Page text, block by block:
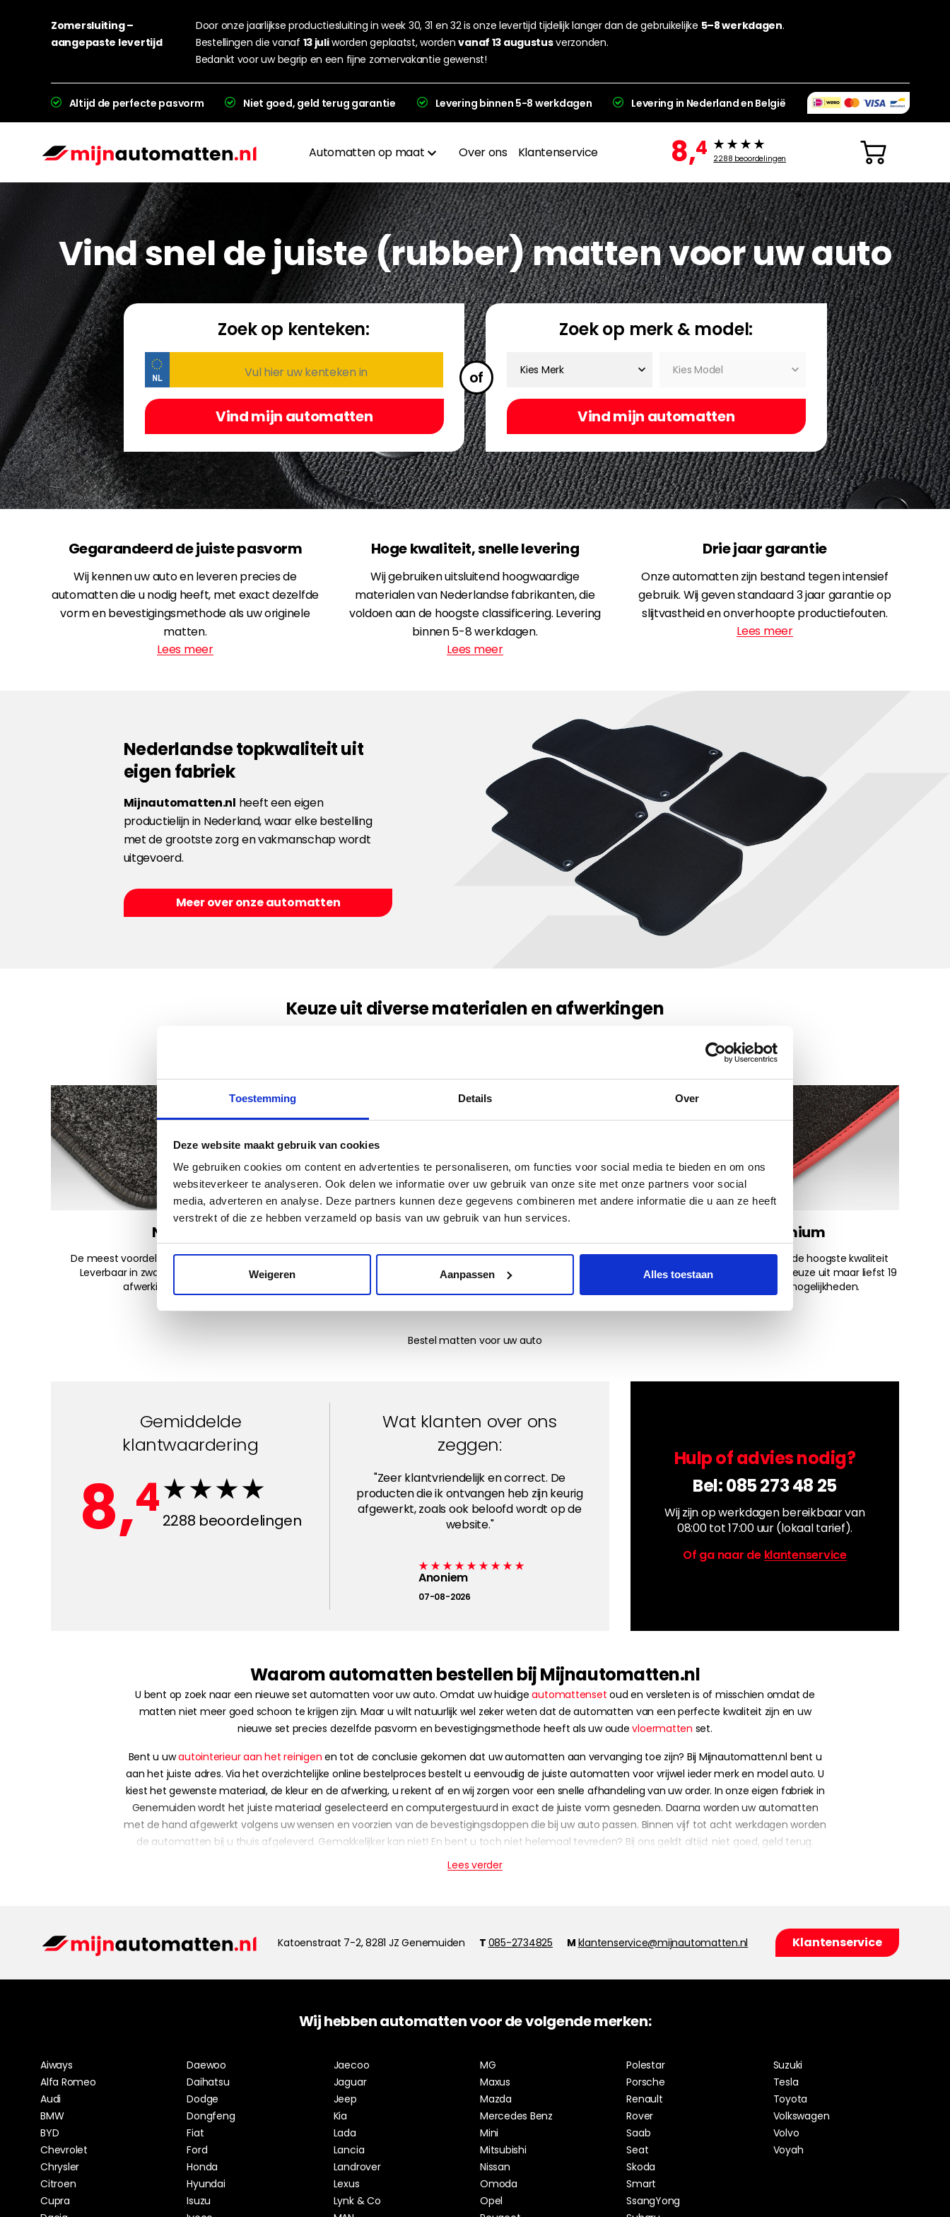
Toestemming Details Over
Deze website maakt gebruik van cookies
We gebruiken cookies om content en advertenties te personaliseren, om functies voor social media te bieden en om ons
websiteverkeer te analyseren. Ook delen we informatie over uw gebruik van onze site met onze partners voor social
media, adverteren en analyse. Deze partners kunnen deze gegevens combineren met andere informatie die u aan ze heeft
verstrekt of die ze hebben verzameld op basis van uw gebruik van hun services.
Weigeren Aanpassen Alles toestaan
Zomersluiting –
aangepaste levertijd
Door onze jaarlijkse productiesluiting in week 30, 31 en 32 is onze levertijd tijdelijk langer dan de gebruikelijke 5–8 werkdagen.
Bestellingen die vanaf 13 juliworden geplaatst, wordenvanaf 13 augustusverzonden.
Bedankt voor uw begrip en een fijne zomervakantie gewenst!
Altijd de perfecte pasvorm Niet goed, geld terug garantie Levering binnen 5-8 werkdagen Levering in Nederland en België
Automatten op maat
Materialen
Afwerkingen
Hakplaat
Levering en garantie
Over ons Klantenservice 8,4 2288 beoordelingen
Vind snel de juiste (rubber) matten voor uw auto
Zoek op kenteken:
of
Zoek op merk & model:
Kies Merk Kies Model
Gegarandeerd de juiste pasvorm
Wij kennen uw auto en leveren precies de
automatten die u nodig heeft, met exact dezelfde
vorm en bevestigingsmethode als uw originele
matten.
Lees meer
Hoge kwaliteit, snelle levering
Wij gebruiken uitsluitend hoogwaardige
materialen van Nederlandse fabrikanten, die
voldoen aan de hoogste classificering. Levering
binnen 5-8 werkdagen.
Lees meer
Drie jaar garantie
Onze automatten zijn bestand tegen intensief
gebruik. Wij geven standaard 3 jaar garantie op
slijtvastheid en onverhoopte productiefouten.
Lees meer
Nederlandse topkwaliteit uit
eigen fabriek
Mijnautomatten.nl heeft een eigen
productielijn in Nederland, waar elke bestelling
met de grootste zorg en vakmanschap wordt
uitgevoerd.
Meer over onze automatten
Keuze uit diverse materialen en afwerkingen
van uw auto! Tijdens de bestelprocedure kunt u alle opties bekijken en uw keuze maken.
Naaldvilt
De meest voordelig keuze. Sterk en functioneel.
Leverbaar in zwart en antraciet, met diverse
afwerkingsmogelijkheden.
Gemaakt van getuft materiaal met een wat luxere,
zachte uitstraling. Keuze uit vijf kleuren, afgewerkt met
Velours Premium
Onze topmat, vervaardigd van de hoogste kwaliteit
tapijt met een iets hogere pool. Keuze uit maar liefst 19
verschillende afwerkingsmogelijkheden.
Bestel matten voor uw auto
Gemiddelde
klantwaardering
8,4 2288 beoordelingen
Wat klanten over ons
zeggen:
"Zeer klantvriendelijk en correct. De
producten die ik ontvangen heb zijn keurig
afgewerkt, zoals ook beloofd wordt op de
website."
Anoniem
07-08-2026
Hulp of advies nodig?
Bel:085 273 48 25
Wij zijn op werkdagen bereikbaar van
08:00 tot 17:00 uur (lokaal tarief).
Of ga naar de klantenservice
Waarom automatten bestellen bij Mijnautomatten.nl
U bent op zoek naar een nieuwe set automatten voor uw auto. Omdat uw huidigeautomattenset oud en versleten is of misschien omdat de
matten niet meer goed schoon te krijgen zijn. Maar u wilt natuurlijk wel zeker weten dat de automatten van een perfecte kwaliteit zijn en uw
nieuwe set precies dezelfde pasvorm en bevestigingsmethode heeft als uw oudevloermatten set.
Bent u uwautointerieur aan het reinigen en tot de conclusie gekomen dat uw automatten aan vervanging toe zijn? Bij Mijnautomatten.nl bent u
aan het juiste adres. Via het overzichtelijke online bestelproces bestelt u eenvoudig de juiste automatten voor vrijwel ieder merk en model auto. U
kiest het gewenste materiaal, de kleur en de afwerking, u rekent af en wij zorgen voor een snelle afhandeling van uw order. In onze eigen fabriek in
Genemuiden wordt het juiste materiaal geselecteerd en computergestuurd in exact de juiste vorm gesneden. Daarna worden uw automatten
met de hand afgewerkt volgens uw wensen en voorzien van de bevestigingsdoppen die bij uw auto passen. Binnen vijf tot acht werkdagen worden
de automatten bij u thuis afgeleverd. Gemakkelijker kan niet! En bent u toch niet helemaal tevreden? Bij ons geldt altijd: niet goed, geld terug.
Lees verder
Katoenstraat 7-2, 8281 JZ Genemuiden T 085-2734825 M klantenservice@mijnautomatten.nl Klantenservice
Wij hebben automatten voor de volgende merken:
Aiways
Alfa Romeo
Audi
BMW
BYD
Chevrolet
Chrysler
Citroen
Cupra
Daewoo
Daihatsu
Dodge
Dongfeng
Fiat
Ford
Honda
Hyundai
Isuzu
Jaecoo
Jaguar
Jeep
Kia
Lada
Lancia
Landrover
Lexus
Lynk & Co
MG
Maxus
Mazda
Mercedes Benz
Mini
Mitsubishi
Nissan
Omoda
Opel
Polestar
Porsche
Renault
Rover
Saab
Seat
Skoda
Smart
SsangYong
Suzuki
Tesla
Toyota
Volkswagen
Volvo
Voyah